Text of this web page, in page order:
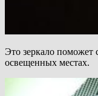
Это зеркало поможет
освещенных местах.